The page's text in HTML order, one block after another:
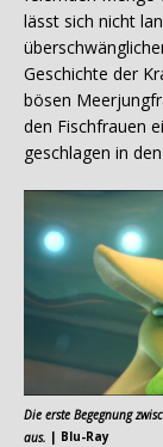
lässt sich nicht
Geschichte der
bösen
den Fischfrauen
geschlagen in
Die erste Begegnung
aus. | Blu-Ray